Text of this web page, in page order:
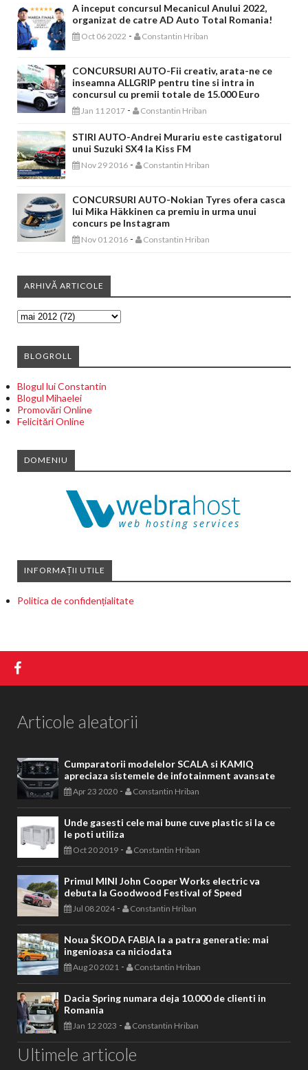
A inceput concursul Mecanicul Anului 2022,
organizat de catre AD Auto Total Romania!
Oct 06 2022 - Constantin Hriban
CONCURSURI AUTO-Fii creativ, arata-ne ce
inseamna ALLGRIP pentru tine si intra in
concursul cu premii totale de 15.000 Euro
Jan 11 2017 - Constantin Hriban
STIRI AUTO-Andrei Murariu este castigatorul
unui Suzuki SX4 la Kiss FM
Nov 29 2016 - Constantin Hriban
CONCURSURI AUTO-Nokian Tyres ofera casca
lui Mika Häkkinen ca premiu in urma unui
concurs pe Instagram
Nov 01 2016 - Constantin Hriban
ARHIVĂ ARTICOLE
BLOGROLL
Blogul lui Constantin
Blogul Mihaelei
Promovări Online
Felicitări Online
DOMENIU
INFORMAȚII UTILE
Politica de confidențialitate
Articole aleatorii
Cumparatorii modelelor SCALA si KAMIQ
apreciaza sistemele de infotainment avansate
Apr 23 2020 - Constantin Hriban
Unde gasesti cele mai bune cuve plastic si la ce
le poti utiliza
Oct 20 2019 - Constantin Hriban
Primul MINI John Cooper Works electric va
debuta la Goodwood Festival of Speed
Jul 08 2024- Constantin Hriban
Noua ŠKODA FABIA la a patra generatie: mai
ingenioasa ca niciodata
Aug 20 2021 - Constantin Hriban
Dacia Spring numara deja 10.000 de clienti in
Romania
Jan 12 2023 - Constantin Hriban
Ultimele articole